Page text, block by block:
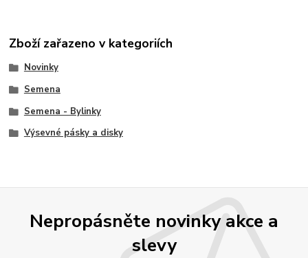
Zboží zařazeno v kategoriích
Novinky
Semena
Semena - Bylinky
Výsevné pásky a disky
Nepropásněte novinky akce a
slevy